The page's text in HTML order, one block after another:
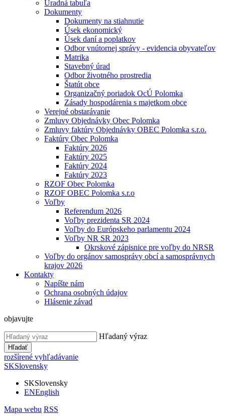
Úradná tabuľa
Dokumenty
Dokumenty na stiahnutie
Úsek ekonomický
Úsek daní a poplatkov
Odbor vnútornej správy - evidencia obyvateľov
Matrika
Stavebný úrad
Odbor životného prostredia
Štatút obce
Organizačný poriadok OcÚ Polomka
Zásady hospodárenia s majetkom obce
Verejné obstarávanie
Zmluvy Objednávky Obec Polomka
Zmluvy faktúry Objednávky OBEC Polomka s.r.o.
Faktúry Obec Polomka
Faktúry 2026
Faktúry 2025
Faktúry 2024
Faktúry 2023
RZOF Obec Polomka
RZOF OBEC Polomka s.r.o
Voľby
Referendum 2026
Voľby prezidenta SR 2024
Voľby do Európskeho parlamentu 2024
Voľby NR SR 2023
Okrskové zápisnice pre voľby do NRSR
Voľby do orgánov samosprávy obcí a samosprávnych
krajov 2026
Kontakty
Napíšte nám
Ochrana osobných údajov
Hlásenie závad
objavujte
Hľadaný výraz
Hľadať
rozšírené vyhľadávanie
SKSlovensky
SKSlovensky
ENEnglish
Mapa webu RSS